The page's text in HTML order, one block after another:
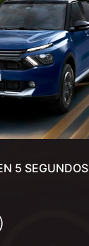
5 SEGUNDOS